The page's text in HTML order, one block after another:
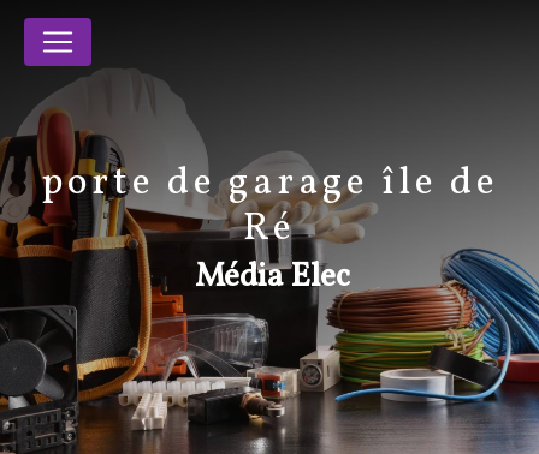
porte de garage île de
Ré
Média Elec
Panneau de gestion des cookies